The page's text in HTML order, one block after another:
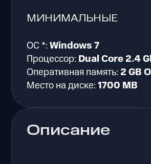
Описание
МИНИМАЛЬНЫЕ
ОС *:Windows 7
Процессор: Dual Core 2.4
Оперативная память: 2 GB
Место на диске:1700 MB